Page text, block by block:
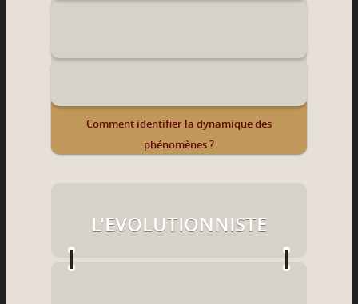
Comment identifier la dynamique des
phénomènes ?
L'EVOLUTIONNISTE